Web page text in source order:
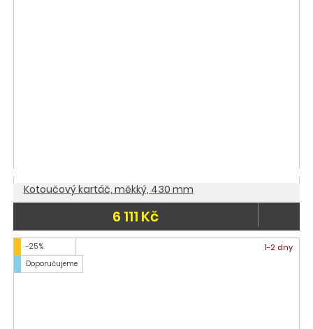
Kotoučový kartáč, měkký, 430 mm
6 111 Kč
-25 %
Doporučujeme
1-2 dny